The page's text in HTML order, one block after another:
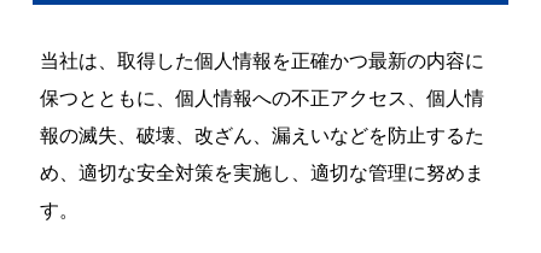
当社は、取得した個人情報を正確かつ最新の内容に
保つとともに、個人情報への不正アクセス、個人情
報の滅失、破壊、改ざん、漏えいなどを防止するた
め、適切な安全対策を実施し、適切な管理に努めま
す。